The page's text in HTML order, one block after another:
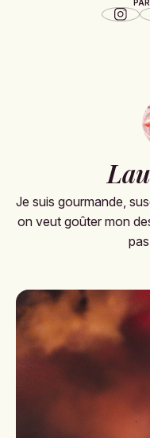
Je suis gourmande,
on veut goûter mon